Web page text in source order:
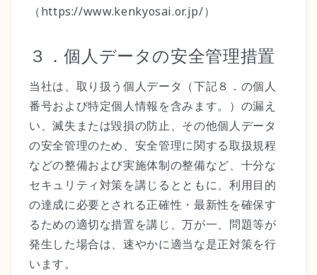
（https://www.kenkyosai.or.jp/）
３．個人データの安全管理措置
当社は、取り扱う個人データ（下記８．の個人
番号および特定個人情報を含みます。）の漏え
い、滅失または毀損の防止、その他個人データ
の安全管理のため、安全管理に関する取扱規程
などの整備および実施体制の整備など、十分な
セキュリティ対策を講じるとともに、利用目的
の達成に必要とされる正確性・最新性を確保す
るための適切な措置を講じ、万が一、問題等が
発生した場合は、速やかに適当な是正対策を行
います。